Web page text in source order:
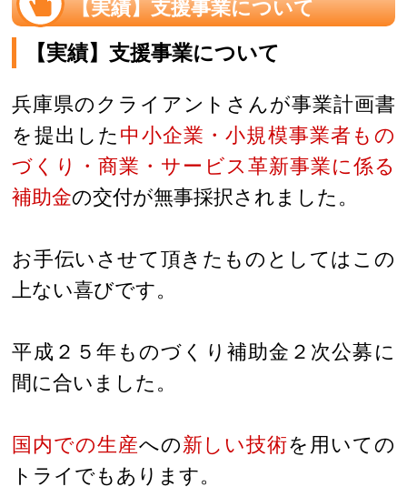
【実績】支援事業について
【実績】支援事業について
兵庫県のクライアントさんが事業計画書
を提出した 中小企業・小規模事業者もの
づくり・商業・サービス革新事業に係る
補助金の交付が無事採択されました。
お手伝いさせて頂きたものとしてはこの
上ない喜びです。
平成２５年ものづくり補助金２次公募に
間に合いました。
国内での生産への新しい技術を用いての
トライでもあります。